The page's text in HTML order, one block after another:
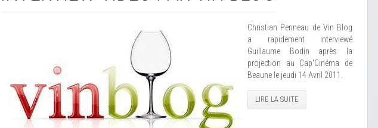
Christian Penneau de Vin Blog
a rapidement interviewé
Guillaume Bodin après la
projection au Cap'Cinéma de
Beaune le jeudi 14 Avril 2011.
LIRE LA SUITE